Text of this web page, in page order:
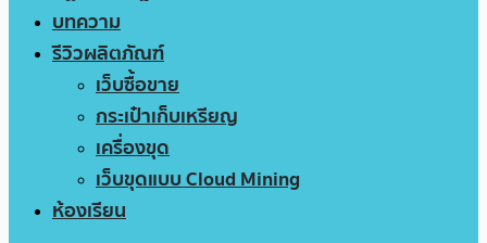
บทความ
รีวิวผลิตภัณฑ์
เว็บซื้อขาย
กระเป๋าเก็บเหรียญ
เครื่องขุด
เว็บขุดแบบ Cloud Mining
ห้องเรียน